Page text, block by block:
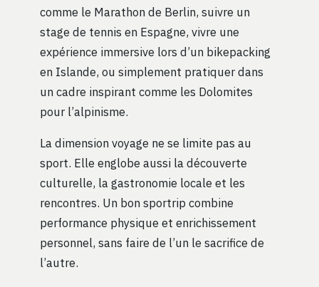
comme le Marathon de Berlin, suivre un
stage de tennis en Espagne, vivre une
expérience immersive lors d’un bikepacking
en Islande, ou simplement pratiquer dans
un cadre inspirant comme les Dolomites
pour l’alpinisme.
La dimension voyage ne se limite pas au
sport. Elle englobe aussi la découverte
culturelle, la gastronomie locale et les
rencontres. Un bon sportrip combine
performance physique et enrichissement
personnel, sans faire de l’un le sacrifice de
l’autre.